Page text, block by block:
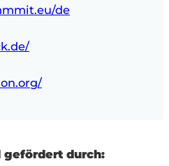
de
gefördert durch: